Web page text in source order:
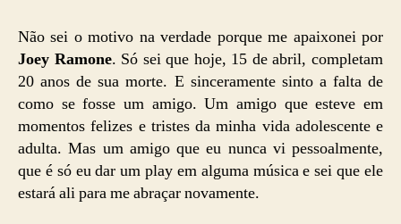
Não sei o motivo na verdade porque me apaixonei por
Joey Ramone. Só sei que hoje, 15 de abril, completam
20 anos de sua morte. E sinceramente sinto a falta de
como se fosse um amigo. Um amigo que esteve em
momentos felizes e tristes da minha vida adolescente e
adulta. Mas um amigo que eu nunca vi pessoalmente,
que é só eu dar um play em alguma música e sei que ele
estará ali para me abraçar novamente.